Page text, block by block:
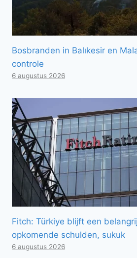
Bosbranden in Balıkesir en
controle
6 augustus 2026
Fitch: Türkiye blijft een
opkomende schulden, sukuk
6 augustus 2026